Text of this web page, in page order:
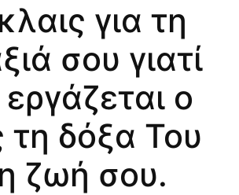
για τη
σου γιατί
εργάζεται ο
τη δόξα Του
ζωή σου.